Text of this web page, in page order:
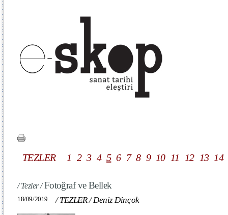
TEZLER 1 2 3 4 5 6 7 8 9 10 11 12 13 14
/ Tezler /Fotoğraf ve Bellek
18/09/2019 /TEZLER /Deniz Dinçok